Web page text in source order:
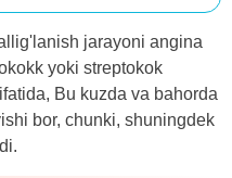
jarayoni angina
yoki streptokok
Bu kuzda va bahorda
bor, chunki, shuningdek